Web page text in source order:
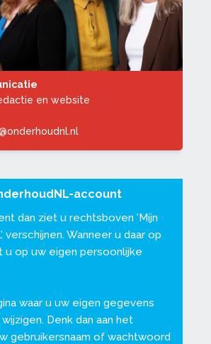
en website
account
dan ziet u rechtsboven 'Mijn
' verschijnen. Wanneer u daar op
u op uw eigen persoonlijke
waar u uw eigen gegevens
Denk dan aan het
gebruikersnaam of wachtwoord